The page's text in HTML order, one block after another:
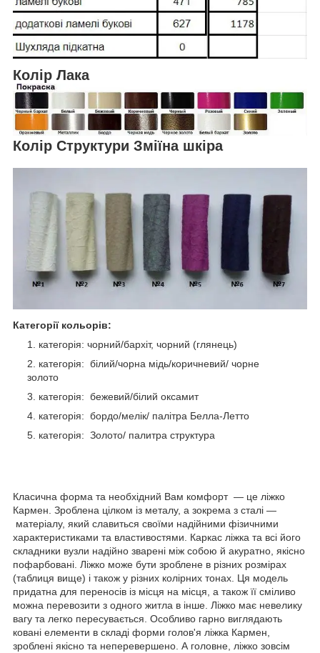
Колір Лака
Колір Структури Зміїна шкіра
Категорії кольорів:
категорія: чорний/бархіт, чорний (глянець)
категорія: білий/чорна мідь/коричневий/ чорне
золото
категорія: бежевий/білий оксамит
категорія: бордо/мелік/ палітра Белла-Летто
категорія: Золото/ палитра структура
Класична форма та необхідний Вам комфорт — це ліжко
Кармен. Зроблена цілком із металу, а зокрема з сталі —
матеріалу, який славиться своїми надійними фізичними
характеристиками та властивостями. Каркас ліжка та всі його
складники вузли надійно зварені між собою й акуратно, якісно
пофарбовані. Ліжко може бути зроблене в різних розмірах
(таблиця вище) і також у різних колірних тонах. Ця модель
придатна для переносів із місця на місця, а також її сміливо
можна перевозити з одного житла в інше. Ліжко має невелику
вагу та легко пересувається. Особливо гарно виглядають
ковані елементи в складі форми голов'я ліжка Кармен,
зроблені якісно та неперевершено. А головне, ліжко зовсім